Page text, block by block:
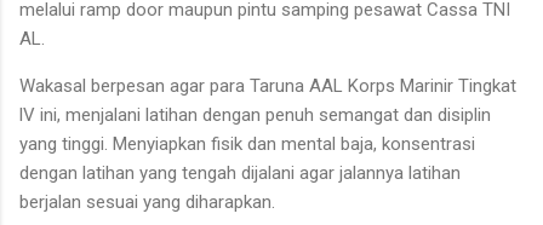
melalui ramp door maupun pintu samping pesawat Cassa TNI
AL.
Wakasal berpesan agar para Taruna AAL Korps Marinir Tingkat
lV ini, menjalani latihan dengan penuh semangat dan disiplin
yang tinggi. Menyiapkan fisik dan mental baja, konsentrasi
dengan latihan yang tengah dijalani agar jalannya latihan
berjalan sesuai yang diharapkan.